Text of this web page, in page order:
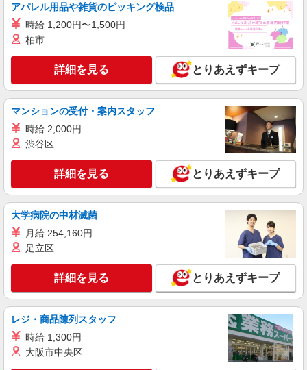
アパレル用品や雑貨のピッキング検品
時給 1,200円〜1,500円
柏市
詳細を見る とりあえずキープ
マンションの受付・案内スタッフ
時給 2,000円
渋谷区
詳細を見る とりあえずキープ
大学病院の中材滅菌
月給 254,160円
足立区
詳細を見る とりあえずキープ
レジ・商品陳列スタッフ
時給 1,300円
大阪市中央区